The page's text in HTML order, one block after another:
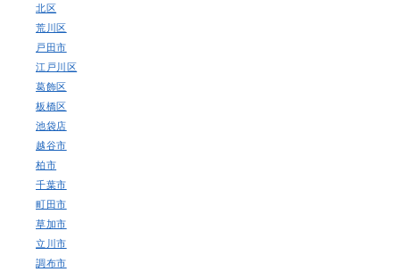
北区
荒川区
戸田市
江戸川区
葛飾区
板橋区
池袋店
越谷市
柏市
千葉市
町田市
草加市
立川市
調布市